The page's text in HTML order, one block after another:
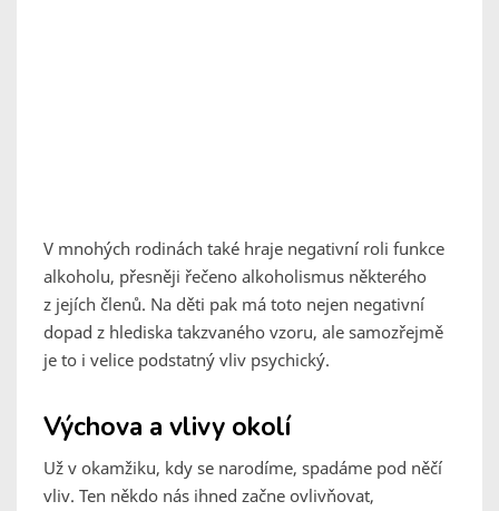
V mnohých rodinách také hraje negativní roli funkce
alkoholu, přesněji řečeno alkoholismus některého
z jejích členů. Na děti pak má toto nejen negativní
dopad z hlediska takzvaného vzoru, ale samozřejmě
je to i velice podstatný vliv psychický.
Výchova a vlivy okolí
Už v okamžiku, kdy se narodíme, spadáme pod něčí
vliv. Ten někdo nás ihned začne ovlivňovat,